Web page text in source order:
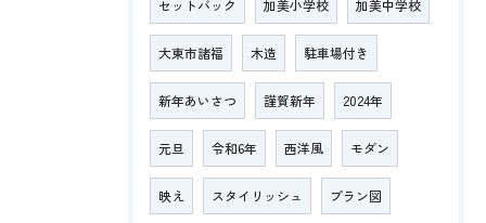
セットバック 加美小学校 加美中学校
大東市諸福 木造 駐車場付き
新年あいさつ 謹賀新年 2024年
元旦 令和6年 西洋風 モダン
映え スタイリッシュ プラン図